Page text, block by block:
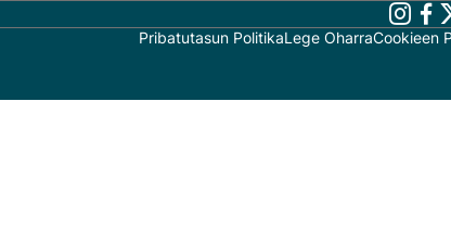
Pribatutasun PolitikaLege OharraCookieen